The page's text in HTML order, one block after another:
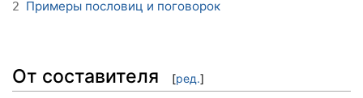
2 Примеры пословиц и поговорок
От составителя [ред.]